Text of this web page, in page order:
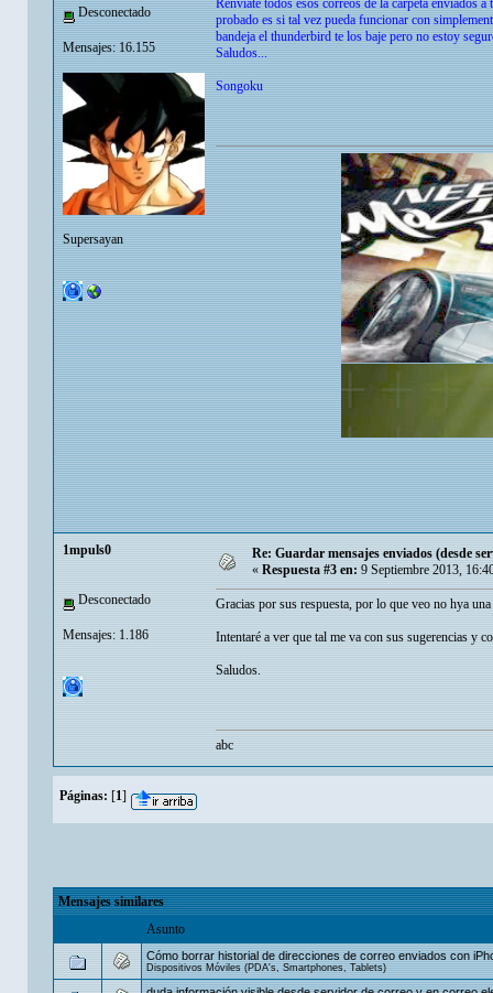
Desconectado
Mensajes: 16.155
Supersayan
Renviate todos esos correos de la carpeta enviados
probado es si tal vez pueda funcionar con
bandeja el thunderbird te los baje pero no estoy
Saludos...
Songoku
1mpuls0
Desconectado
Mensajes: 1.186
Re: Guardar mensajes enviados (desde
« Respuesta #3 en: 9 Septiembre 2013,
Gracias por sus respuesta, por lo que veo no hya
Intentaré a ver que tal me va con sus sugerencias y
Saludos.
abc
Páginas: [1]
Mensajes similares
Asunto
Cómo borrar historial de direcciones de correo enviados con
Dispositivos Móviles (PDA's, Smartphones, Tablets)